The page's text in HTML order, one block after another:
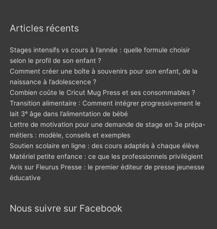
Articles récents
Stages intensifs vs cours à l’année : quelle formule choisir
selon le profil de son enfant ?
Comment créer une boîte à souvenirs pour son enfant, de la
naissance à l’adolescence ?
Combien coûte le Cricut Mug Press et ses consommables ?
Transition alimentaire : Comment intégrer progressivement le
lait 3ᵉ âge dans l’alimentation de bébé
Lettre de motivation pour une demande de stage en 3e prépa-
métiers : modèle, conseils et exemples
Soutien scolaire en ligne : des cours adaptés à chaque élève
Matériel petite enfance : ce que les professionnels privilégient
Avis sur Fleurus Presse : le premier éditeur de presse jeunesse
éducative
Nous suivre sur Facebook